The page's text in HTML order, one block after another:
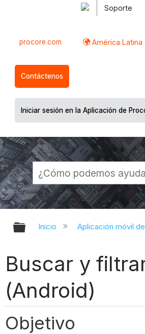
Soporte
procore.com América Latina
Contáctenos
Iniciar sesión en la Aplicación de
Expandir/contraer
Inicio Aplicación móvil
Buscar y
(Android)
Objetivo